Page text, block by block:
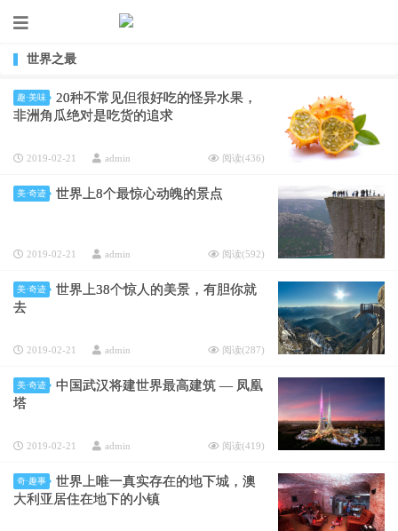
世界之最
趣·美味
20种不常见但很好吃的怪异水果，
非洲角瓜绝对是吃货的追求
2019-02-21 admin 阅读(436)
美·奇迹 世界上8个最惊心动魄的景点
2019-02-21 admin 阅读(592)
美·奇迹
世界上38个惊人的美景，有胆你就
去
2019-02-21 admin 阅读(287)
美·奇迹
中国武汉将建世界最高建筑 — 凤凰
塔
2019-02-21 admin 阅读(419)
奇·趣事
世界上唯一真实存在的地下城，澳
大利亚居住在地下的小镇